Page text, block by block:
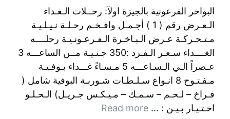
البواخر الفرعونية بالجيزة اولآ: رحــلات الـغـداء
الـعـرض رقم ( 1 ) أجـمـل وافـخـم رحـلـة نـيـلـيـة
مـتـحـركـة عـرض الـبـاخـرة الـفـرعـونـيـة رحلــــه
الغــــداء سـعـر الـفـرد :350 جـنـيـة مــن الساعـــه 3
عـصراً الـي الـسـاعـــه 5 مـسـاءً غـــداء بـوفـيـة
مـفـتـوح 8 انـواع سـلـطـات شـوربـة البوفية شامل (
فـراخ – لـحـم – سـمـك – مـيـكـس جـريـل) الـحـلـو
اخـتـيـار بـيـن : … Read more